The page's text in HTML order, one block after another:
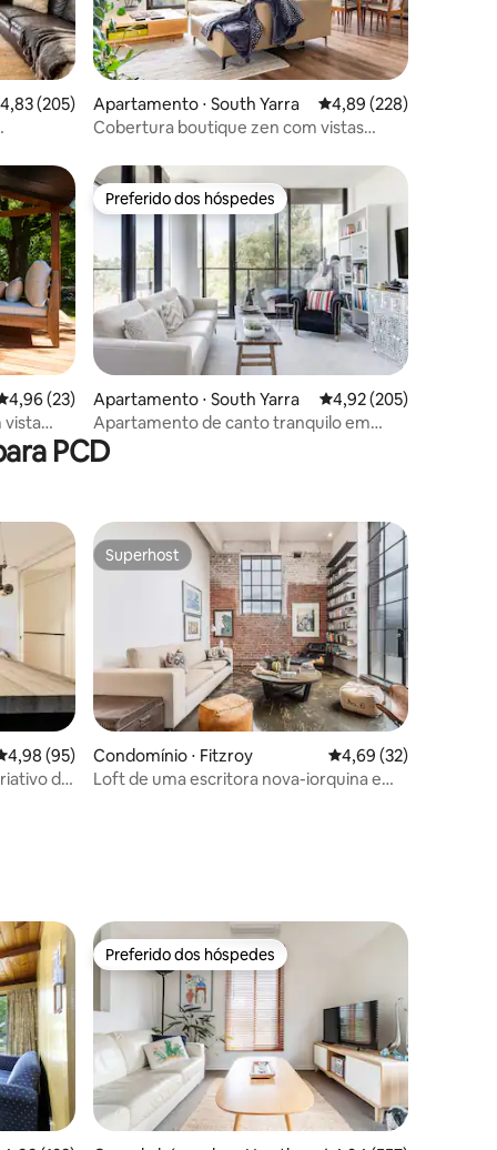
de uma avaliação média de 5, 205 avaliações
4,83 (205)
Apartamento ⋅ South Yarra 4,89 de uma avaliação
4,89 (228)
Cobertura boutique zen com vistas
de uma avaliação média de 5, 23 avaliações
4,96 (23)
vista
Preferido dos hóspedes
Preferido dos hóspedes
Apartamento ⋅ South Yarra 4,92 de uma avaliação
4,92 (205)
Apartamento de canto tranquilo em
South Yarra
PCD
de uma avaliação média de 5, 95 avaliações
4,98 (95)
de
Superhost
Superhost
Condomínio ⋅ Fitzroy 4,69 de uma
4,69 (32)
Loft de uma escritora nova-iorquina em
Preferido dos hóspedes
Preferido dos hóspedes